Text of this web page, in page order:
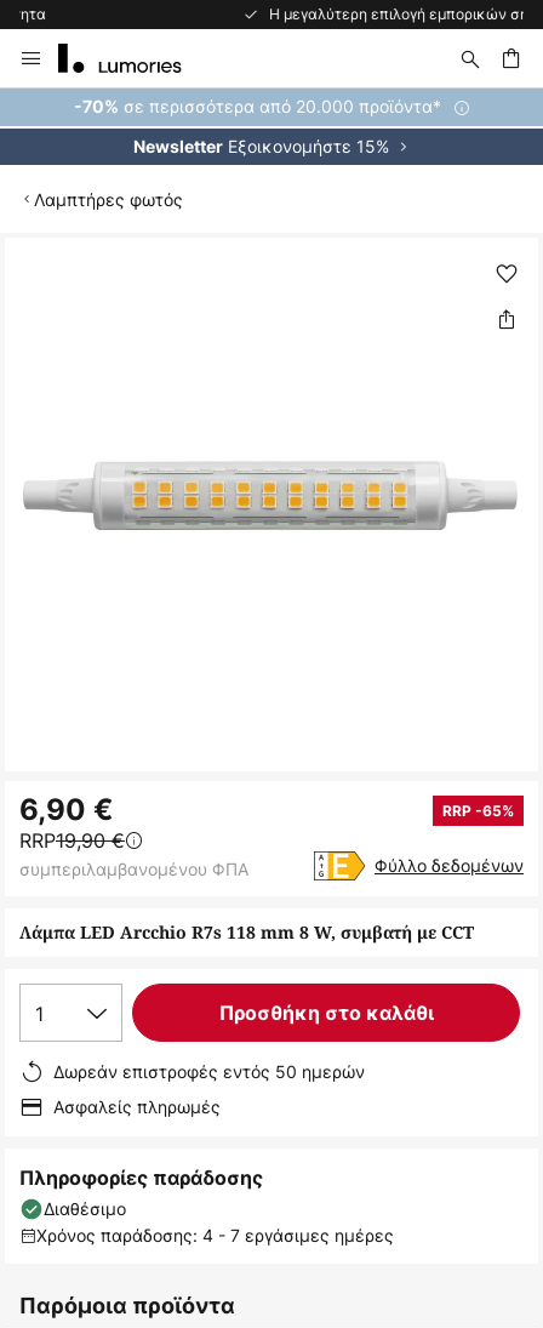
Η μεγαλύτερη επιλογή εμπορικών σημάτων στην Ευρώπη
Μετάβαση
στο
περιεχόμενο
-70% σε περισσότερα από 20.000 προϊόντα*
Newsletter Εξοικονομήστε 15%
Λαμπτήρες φωτός
στην
αρχή
της
εικόνων
Λάμπα LED Arcchio R7s 118 mm 8 W, συμβατή με CCT
6,90 € RRP -65%
RRP19,90 €
συμπεριλαμβανομένου ΦΠΑ Φύλλο δεδομένων
1 Προσθήκη στο καλάθι
Δωρεάν επιστροφές εντός 50 ημερών
Ασφαλείς πληρωμές
Πληροφορίες παράδοσης
Διαθέσιμο
Χρόνος παράδοσης: 4 - 7 εργάσιμες ημέρες
Παρόμοια προϊόντα